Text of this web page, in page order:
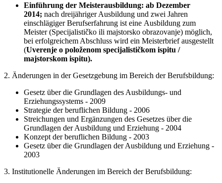
Einführung der Meisterausbildung: ab Dezember
2014; nach dreijähriger Ausbildung und zwei Jahren
einschlägiger Berufserfahrung ist eine Ausbildung zum
Meister (Specijalističko ili majstorsko obrazovanje) möglich,
bei erfolgreichem Abschluss wird ein Meisterbrief ausgestellt
(Uverenje o položenom specijalističkom ispitu /
majstorskom ispitu).
2. Änderungen in der Gesetzgebung im Bereich der Berufsbildung:
Gesetz über die Grundlagen des Ausbildungs- und
Erziehungssystems - 2009
Strategie der beruflichen Bildung - 2006
Streichungen und Ergänzungen des Gesetzes über die
Grundlagen der Ausbildung und Erziehung - 2004
Konzept der beruflichen Bildung - 2003
Gesetz über die Grundlagen der Ausbildung und Erziehung -
2003
3. Institutionelle Änderungen im Bereich der Berufsbildung: